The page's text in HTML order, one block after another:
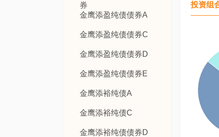
券
金鹰添盈纯债债券A
金鹰添盈纯债债券C
金鹰添盈纯债债券D
金鹰添盈纯债债券E
金鹰添裕纯债A
金鹰添裕纯债C
金鹰添裕纯债债券D
投资组